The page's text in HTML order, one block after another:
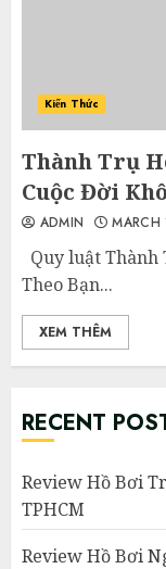
Kiến Thức
Thành Trụ
Cuộc Đời
ADMIN
Quy luật Thành
Theo Bạn...
XEM THÊM
RECENT
Review Hồ Bơi
TPHCM
Review Hồ Bơi